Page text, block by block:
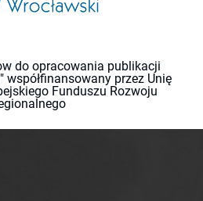
do opracowania publikacji
przez Unię
Funduszu Rozwoju